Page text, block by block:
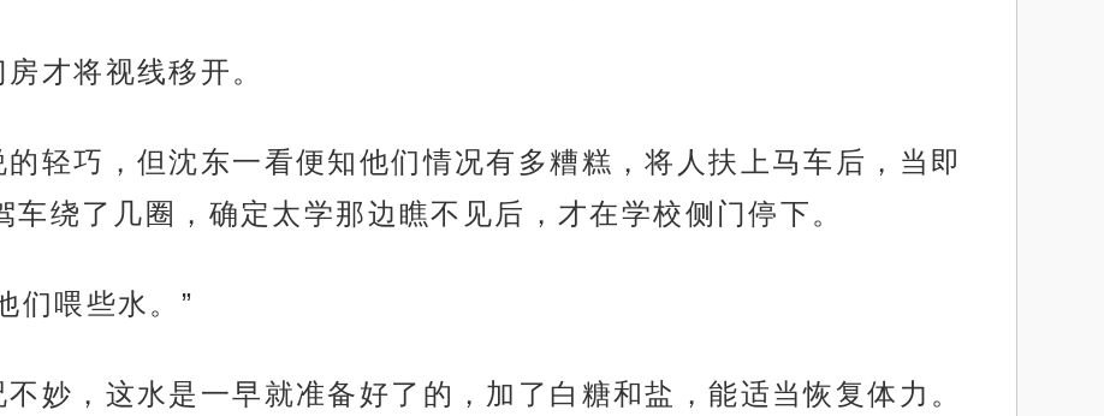
才将视线移开。
轻巧，但沈东一看便知他们情况有多糟糕，将人扶上马车后，当即
绕了几圈，确定太学那边瞧不见后，才在学校侧门停下。
们喂些水。”
妙，这水是一早就准备好了的，加了白糖和盐，能适当恢复体力。